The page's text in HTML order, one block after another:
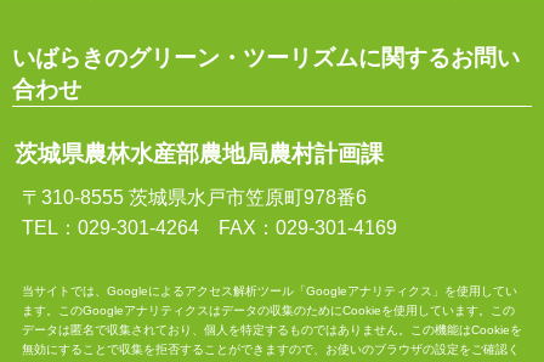
いばらきのグリーン・ツーリズムに関するお問い
合わせ
茨城県農林水産部農地局農村計画課
〒310-8555 茨城県水戸市笠原町978番6
TEL：029-301-4264 FAX：029-301-4169
当サイトでは、Googleによるアクセス解析ツール「Googleアナリティクス」を使用してい
ます。このGoogleアナリティクスはデータの収集のためにCookieを使用しています。この
データは匿名で収集されており、個人を特定するものではありません。この機能はCookieを
無効にすることで収集を拒否することができますので、お使いのブラウザの設定をご確認く